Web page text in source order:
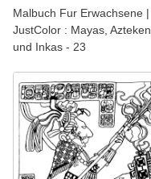
Malbuch Fur Erwachsene |
JustColor : Mayas, Azteken
und Inkas - 23